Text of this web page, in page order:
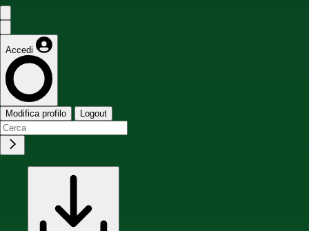
Accedi
Modifica profilo Logout